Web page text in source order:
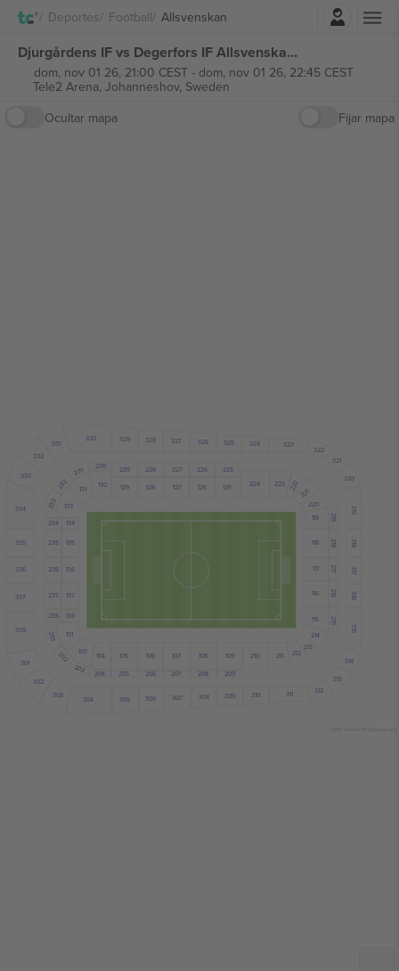
Deportes Football AllsvenskanIniciar sesión
Djurgårdens IF vs Degerfors IF Allsvenskan entradas
dom, nov 01 26, 21:00 CEST- dom, nov 01 26, 22:45 CEST
Tele2 Arena, Johanneshov, Sweden
Ocultar mapa
Fijar mapa
301
302
303
304 305 306 307 308 309 310 311 312
313
314
315
316
317
318
319
320
321
322
323
324
325
326
327
328
329
330
331
332
333
334
335
336
337
338
101
103
104 105 106 107 108 109
115
116
117
118
119
125
126
127
128
129
130
131
133
134
135
136
137
138
210 211 212
213
214
220
221
222
223
224
225
226
230 229 228 227
231
233
232
234
235
236
237
238
201
202
203 204 205 206 207 208 209
215
216
217
218
219